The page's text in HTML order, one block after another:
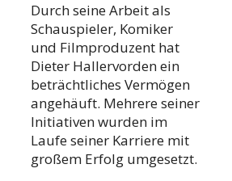
Durch seine Arbeit als
Schauspieler, Komiker
und Filmproduzent hat
Dieter Hallervorden ein
beträchtliches Vermögen
angehäuft. Mehrere seiner
Initiativen wurden im
Laufe seiner Karriere mit
großem Erfolg umgesetzt.